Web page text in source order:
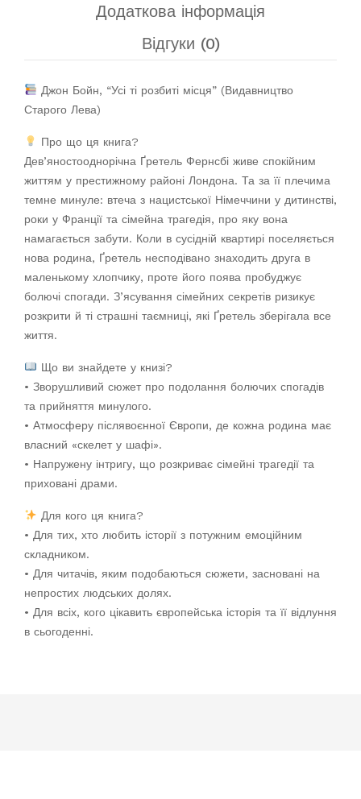
Додаткова інформація
Відгуки (0)
Джон Бойн, “Усі ті розбиті місця” (Видавництво
Старого Лева)
Про що ця книга?
Дев’яностооднорічна Ґретель Фернсбі живе спокійним
життям у престижному районі Лондона. Та за її плечима
темне минуле: втеча з нацистської Німеччини у дитинстві,
роки у Франції та сімейна трагедія, про яку вона
намагається забути. Коли в сусідній квартирі поселяється
нова родина, Ґретель несподівано знаходить друга в
маленькому хлопчику, проте його поява пробуджує
болючі спогади. З’ясування сімейних секретів ризикує
розкрити й ті страшні таємниці, які Ґретель зберігала все
життя.
Що ви знайдете у книзі?
• Зворушливий сюжет про подолання болючих спогадів
та прийняття минулого.
• Атмосферу післявоєнної Європи, де кожна родина має
власний «скелет у шафі».
• Напружену інтригу, що розкриває сімейні трагедії та
приховані драми.
Для кого ця книга?
• Для тих, хто любить історії з потужним емоційним
складником.
• Для читачів, яким подобаються сюжети, засновані на
непростих людських долях.
• Для всіх, кого цікавить європейська історія та її відлуння
в сьогоденні.